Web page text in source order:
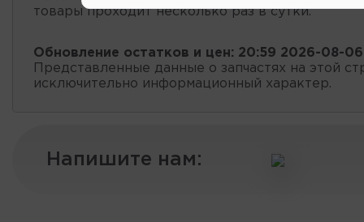
товары проходит несколько раз в сутки.
Обновление остатков и цен: 20:59 2026-08-06
Представленные данные о запчастях на этой
исключительно информационный характер.
Напишите нам: